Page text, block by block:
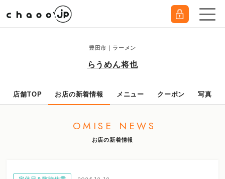
豊田市｜ラーメン
らうめん将也
店舗TOP お店の新着情報 メニュー クーポン 写真
OMISE NEWS
お店の新着情報